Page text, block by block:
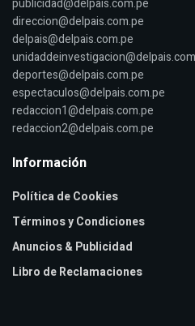
publicidad@delpais.com.pe
direccion@delpais.com.pe
delpais@delpais.com.pe
deportes@delpais.com.pe
espectaculos@delpais.com.pe
redaccion1@delpais.com.pe
redaccion2@delpais.com.pe
Información
Política de Cookies
Términos y Condiciones
Anuncios & Publicidad
Libro de Reclamaciones